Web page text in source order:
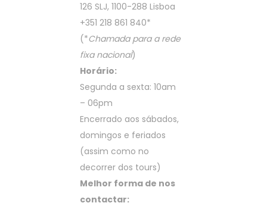
126 SLJ, 1100-288 Lisboa
+351 218 861 840*
(*Chamada para a rede
fixa nacional)
Horário:
Segunda a sexta: 10am
– 06pm
Encerrado aos sábados,
domingos e feriados
(assim como no
decorrer dos tours)
Melhor forma de nos
contactar: